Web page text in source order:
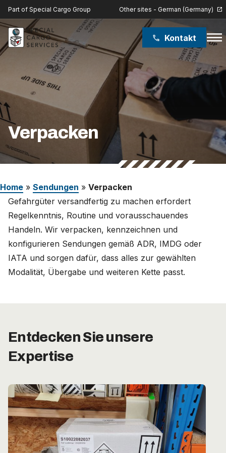
Part of Special Cargo Group Other sites - German (Germany) open_in_new
phone Kontakt menu
Verpacken
Home » Sendungen » Verpacken
Gefahrgüter versandfertig zu machen erfordert
Regelkenntnis, Routine und vorausschauendes
Handeln. Wir verpacken, kennzeichnen und
konfigurieren Sendungen gemäß ADR, IMDG oder
IATA und sorgen dafür, dass alles zur gewählten
Modalität, Übergabe und weiteren Kette passt.
Entdecken Sie unsere
Expertise
Special Cargo Group
Special Cargo College
Isologic
Leistungen
Über uns
Karriere
Deutschland (Deutsch)
Nederland (Nederlands)